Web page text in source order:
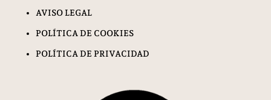
AVISO LEGAL
POLÍTICA DE COOKIES
POLÍTICA DE PRIVACIDAD